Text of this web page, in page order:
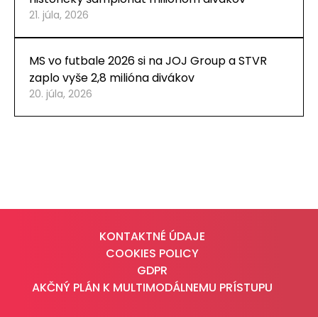
21. júla, 2026
MS vo futbale 2026 si na JOJ Group a STVR
zaplo vyše 2,8 milióna divákov
20. júla, 2026
KONTAKTNÉ ÚDAJE
COOKIES POLICY
GDPR
AKČNÝ PLÁN K MULTIMODÁLNEMU PRÍSTUPU